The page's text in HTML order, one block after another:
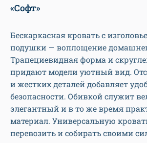
«Софт»
Бескаркасная кровать с
подушки — воплощение
Трапециевидная форма и
придают модели уютный вид.
и жестких деталей добавляет
безопасности. Обивкой служит
элегантный и в то же время
материал. Универсальную
перевозить и собирать своими